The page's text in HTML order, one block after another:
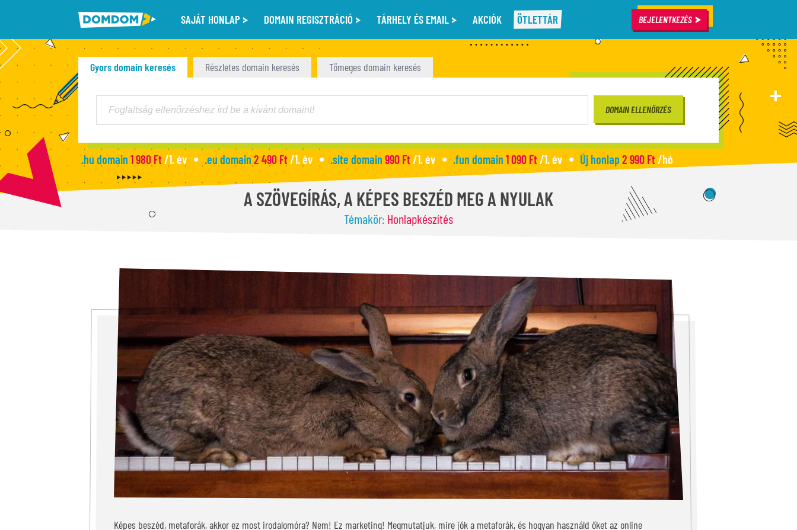
SAJÁT HONLAP DOMAIN REGISZTRÁCIÓ TÁRHELY ÉS EMAIL AKCIÓK ÖTLETTÁR BEJELENTKEZÉS
Gyors domain keresés Részletes domain keresés Tömeges domain keresés
.hu domain 1 980 Ft/1. év .eu domain 2 490 Ft/1. év .site domain 990 Ft/1. év .fun domain 1 090 Ft/1. év Új honlap 2 990 Ft/hó
A SZÖVEGÍRÁS, A KÉPES BESZÉD MEG A NYULAK
Témakör: Honlapkészítés
Képes beszéd, metaforák, akkor ez most irodalomóra? Nem! Ez marketing! Megmutatjuk, mire jók a metaforák, és hogyan használd őket az online